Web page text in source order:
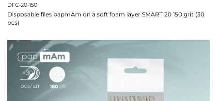
DFC-20-150
Disposable files papmAm on a soft foam layer SMART 20 150 grit (30
pcs)